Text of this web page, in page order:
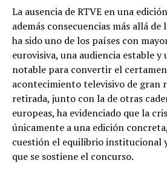
La ausencia de RTVE en una
además consecuencias más allá de
ha sido uno de los países con
eurovisiva, una audiencia estable y
notable para convertir el
acontecimiento televisivo de gran
retirada, junto con la de otras
europeas, ha evidenciado que la
únicamente a una edición
cuestión el equilibrio institucional
que se sostiene el concurso.